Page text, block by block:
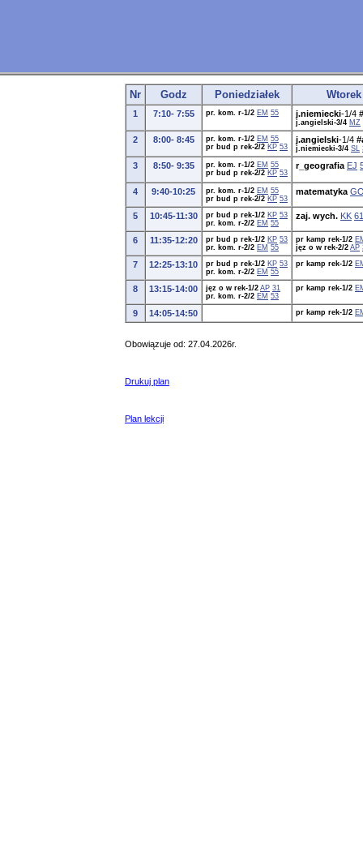
Nr Godz Poniedziałek Wtorek
1 7:10- 7:55 pr. kom. r-1/2 EM 55 j.niemiecki-1/4
j.angielski-3/4 MZ
2 8:00- 8:45 pr. kom. r-1/2 EM 55
pr bud p rek-2/2 KP 53
j.angielski-1/4
j.niemiecki-3/4 SL
3 8:50- 9:35 pr. kom. r-1/2 EM 55
pr bud p rek-2/2 KP 53
r_geografia EJ
4 9:40-10:25 pr. kom. r-1/2 EM 55
pr bud p rek-2/2 KP 53
matematyka
5 10:45-11:30 pr bud p rek-1/2 KP 53
pr. kom. r-2/2 EM 55
zaj. wych. KK 61
6 11:35-12:20 pr bud p rek-1/2 KP 53
pr. kom. r-2/2 EM 55
pr kamp rek-1/2
jęz o w rek-2/2 AP
7 12:25-13:10 pr bud p rek-1/2 KP 53
pr. kom. r-2/2 EM 55
pr kamp rek-1/2
8 13:15-14:00 jęz o w rek-1/2 AP 31
pr. kom. r-2/2 EM 53
pr kamp rek-1/2
9 14:05-14:50 pr kamp rek-1/2
Obowiązuje od: 27.04.2026r.
Drukuj plan
Plan lekcji